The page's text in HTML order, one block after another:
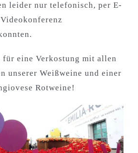
leider nur telefonisch, per E-
für eine Verkostung mit allen
unserer Weißweine und einer
Rotweine!